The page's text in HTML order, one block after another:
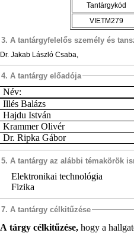
Tantárgykód
VIETM279
3. A tantárgyfelelős személy és
Dr. Jakab László Csaba,
4. A tantárgy előadója
Név:
Illés Balázs
Hajdu István
Krammer Olivér
Dr. Ripka Gábor
5. A tantárgy az alábbi témakörök
Elektronikai technológia
Fizika
7. A tantárgy célkitűzése
A tárgy célkitűzése, hogy a